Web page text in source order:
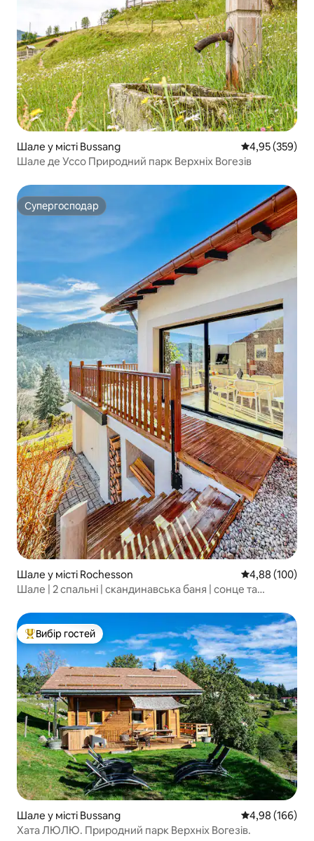
Шале у місті Bussang Середня
4,95 (359)
Шале де Уссо Природний парк Верхніх Вогезів
Супергосподар
Супергосподар
Шале у місті Rochesson Середня
4,88 (100)
Шале | 2 спальні | скандинавська баня | сонце та
Топ вибір гостей
Вибір гостей
Шале у місті Bussang Середня
4,98 (166)
Хата ЛЮЛЮ. Природний парк Верхніх Вогезів.